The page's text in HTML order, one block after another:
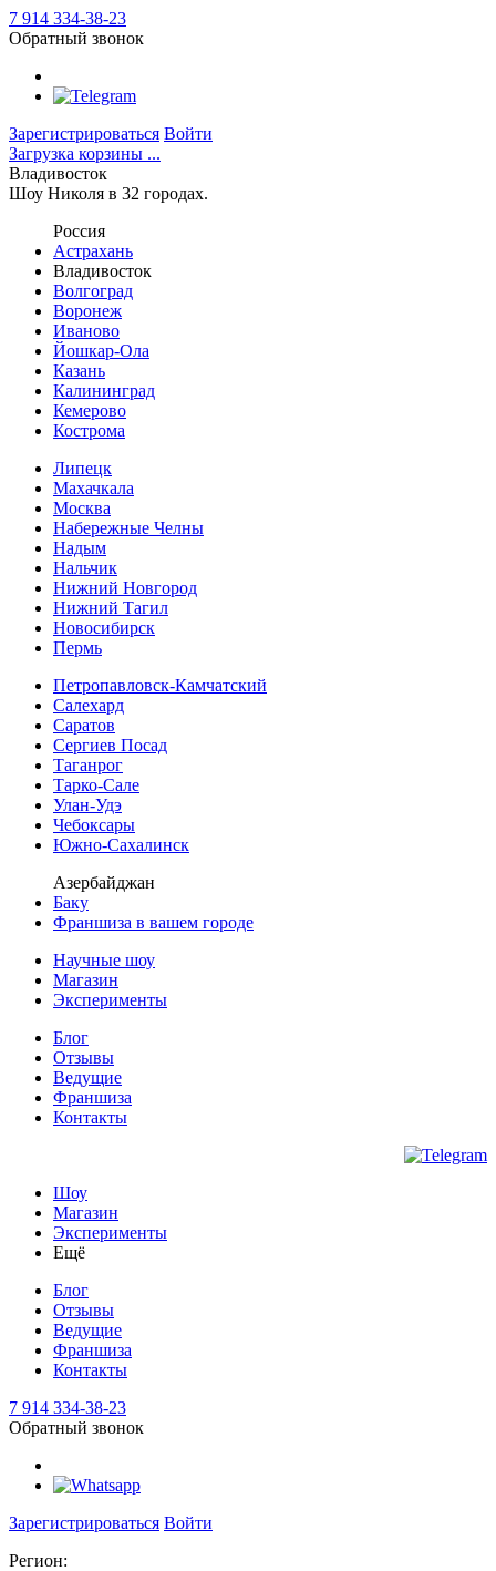
7 914 334-38-23
Обратный звонок
Зарегистрироваться Войти
Загрузка корзины ...
Владивосток
Шоу Николя в 32 городах.
Россия
Астрахань
Владивосток
Волгоград
Воронеж
Иваново
Йошкар-Ола
Казань
Калининград
Кемерово
Кострома
Липецк
Махачкала
Москва
Набережные Челны
Надым
Нальчик
Нижний Новгород
Нижний Тагил
Новосибирск
Пермь
Петропавловск-Камчатский
Салехард
Саратов
Сергиев Посад
Таганрог
Тарко-Сале
Улан-Удэ
Чебоксары
Южно-Сахалинск
Азербайджан
Баку
Франшиза в вашем городе
Научные шоу
Магазин
Эксперименты
Блог
Отзывы
Ведущие
Франшиза
Контакты
Шоу
Магазин
Эксперименты
Ещё
Блог
Отзывы
Ведущие
Франшиза
Контакты
7 914 334-38-23
Обратный звонок
Зарегистрироваться Войти
Регион: